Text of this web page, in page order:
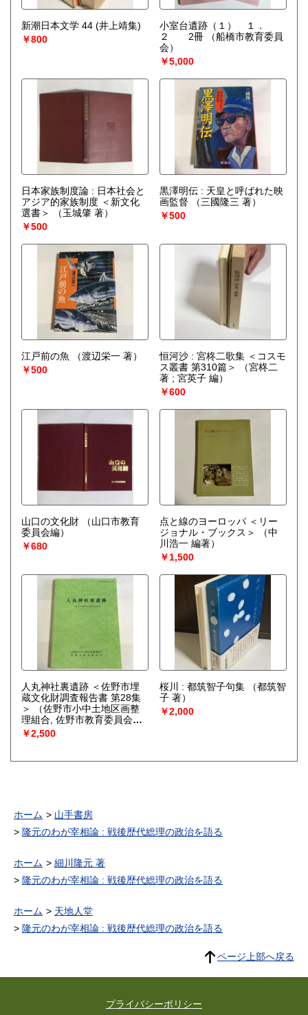
新潮日本文学 44 (井上靖集)
￥800
小室台遺跡（１） １．
２ 2冊
（船橋市教育委員
会）
￥5,000
日本家族制度論 : 日本社会と
アジア的家族制度 ＜新文化
選書＞
（玉城肇 著）
￥500
黒澤明伝 : 天皇と呼ばれた映
画監督
（三國隆三 著）
￥500
江戸前の魚
（渡辺栄一 著）
￥500
恒河沙 : 宮柊二歌集 ＜コスモ
ス叢書 第310篇＞
（宮柊二
著 ; 宮英子 編）
￥600
山口の文化財
（山口市教育
委員会編）
￥680
点と線のヨーロッパ ＜リー
ジョナル・ブックス＞
（中
川浩一 編著）
￥1,500
人丸神社裏遺跡 ＜佐野市埋
蔵文化財調査報告書 第28集
＞
（佐野市小中土地区画整
理組合, 佐野市教育委員会事
務局文化課 編）
￥2,500
桜川 : 都筑智子句集
（都筑智
子 著）
￥2,000
ホーム
山手書房
隆元のわが宰相論 : 戦後歴代総理の政治を語る
ホーム
細川隆元 著
隆元のわが宰相論 : 戦後歴代総理の政治を語る
ホーム
天地人堂
隆元のわが宰相論 : 戦後歴代総理の政治を語る
ページ上部へ戻る
プライバシーポリシー